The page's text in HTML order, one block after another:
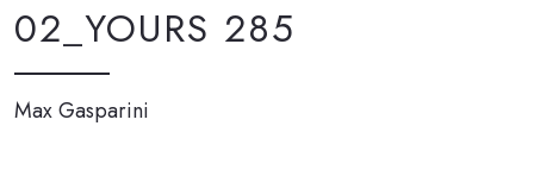
02_YOURS 285
Max Gasparini